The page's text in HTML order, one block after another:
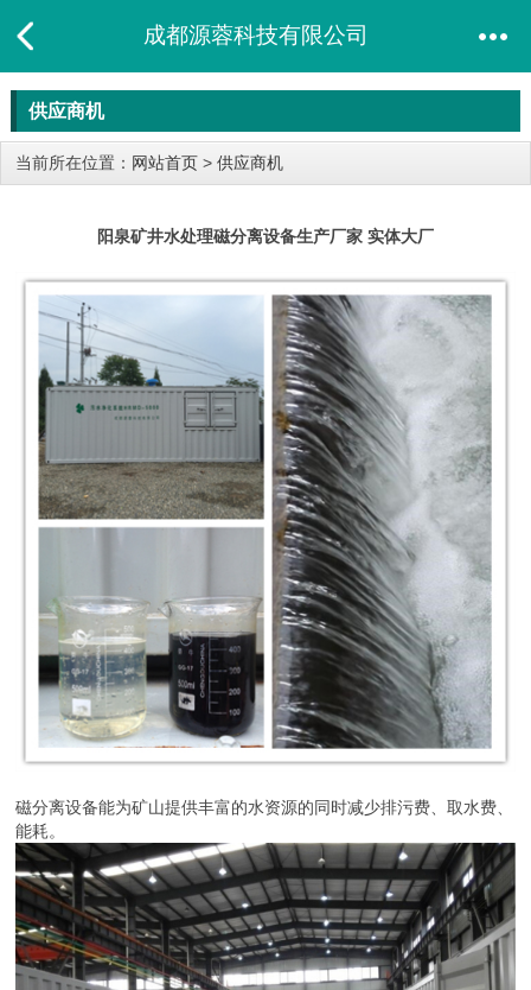
成都源蓉科技有限公司
供应商机
当前所在位置： 网站首页 > 供应商机
阳泉矿井水处理磁分离设备生产厂家 实体大厂
磁分离设备能为矿山提供丰富的水资源的同时减少排污费、取水费、
能耗。